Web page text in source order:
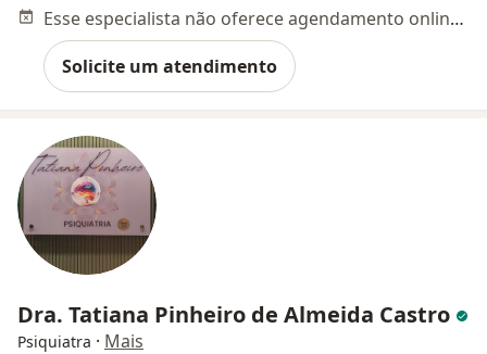
Esse especialista não oferece agendamento online para esse endereço.
Solicite um atendimento
Dra. Tatiana Pinheiro de Almeida Castro
Psiquiatra · Mais